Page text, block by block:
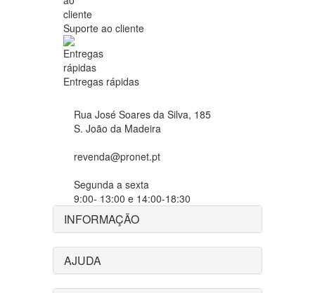
Suporte ao cliente
Entregas rápidas
Rua José Soares da Silva, 185
S. João da Madeira
revenda@pronet.pt
Segunda a sexta
9:00- 13:00 e 14:00-18:30
INFORMAÇÃO
AJUDA